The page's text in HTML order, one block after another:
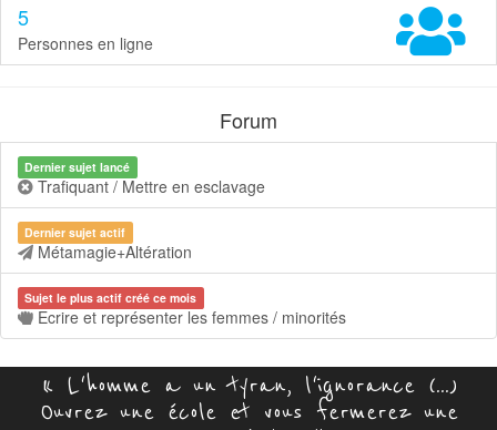
5
Personnes en ligne
Forum
Dernier sujet lancé
Trafiquant / Mettre en esclavage
Dernier sujet actif
Métamagie+Altération
Sujet le plus actif créé ce mois
Ecrire et représenter les femmes / minorités
« L'homme a un tyran, l'ignorance (...)
Ouvrez une école et vous fermerez une